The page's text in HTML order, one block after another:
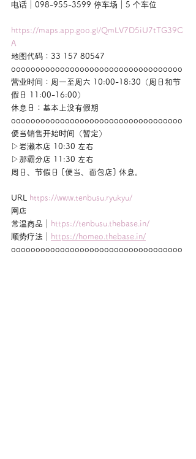
电话｜098-955-3599 停车场｜5 个车位
https://maps.app.goo.gl/QmLV7D5iU7tTG39C
A
地图代码：33 157 80547
ooooooooooooooooooooooooooooooooooo
营业时间：周一至周六 10:00-18:30（周日和节
假日 11:00-16:00）
休息日：基本上没有假期
ooooooooooooooooooooooooooooooooooo
便当销售开始时间（暂定）
▷岩濑本店 10:30 左右
▷那霸分店 11:30 左右
周日、节假日 [便当、面包店] 休息。
URL
https://www.tenbusu.ryukyu/
网店
常温商品｜
https://tenbusu.thebase.in/
顺势疗法｜
https://homeo.thebase.in/
ooooooooooooooooooooooooooooooooooo